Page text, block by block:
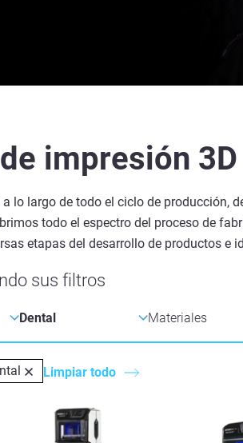
impresión
lo largo de todo el ciclo de producción,
todo el espectro del proceso de
etapas del desarrollo de productos e
sus filtros
Limpiar todo